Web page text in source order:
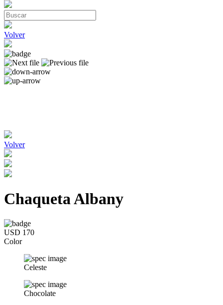
Volver
Volver
Chaqueta Albany
USD 170
Color
Celeste
Chocolate